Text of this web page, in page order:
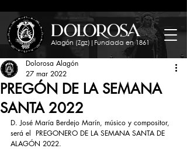
Alagón (Zgz)|Fundada en 1861
dolorosa
PREGÓN DE LA SEMANA
SANTA 2022
Dolorosa Alagón
27 mar 2022
D. José María Berdejo Marín, músico y compositor,
será el  PREGONERO DE LA SEMANA SANTA DE
ALAGÓN 2022.